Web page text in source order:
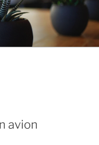
avion